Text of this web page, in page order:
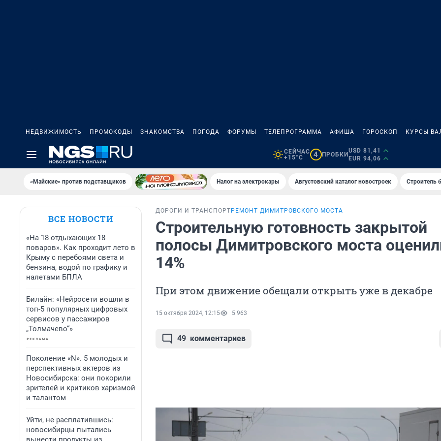
НЕДВИЖИМОСТЬ ПРОМОКОДЫ ЗНАКОМСТВА ПОГОДА ФОРУМЫ ТЕЛЕПРОГРАММА АФИША ГОРОСКОП КУРСЫ
СЕЙЧАС
+15°C
4 ПРОБКИ
USD 81,41
EUR 94,06
«Майские» против подставщиков Налог на электрокары Августовский каталог новостроек Строитель
ВСЕ НОВОСТИ
«На 18 отдыхающих 18
поваров». Как проходит лето в
Крыму с перебоями света и
бензина, водой по графику и
налетами БПЛА
Билайн: «Нейросети вошли в
топ-5 популярных цифровых
сервисов у пассажиров
„Толмачево“»
Поколение «N». 5 молодых и
перспективных актеров из
Новосибирска: они покорили
зрителей и критиков харизмой
и талантом
Уйти, не расплатившись:
новосибирцы пытались
ДОРОГИ И ТРАНСПОРТ РЕМОНТ ДИМИТРОВСКОГО МОСТА
Строительную готовность закрытой
полосы Димитровского моста
14%
При этом движение обещали открыть уже в декабре
15 октября 2024, 12:15 5 963
49 комментариев